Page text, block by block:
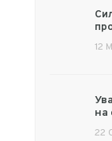
12
на
22